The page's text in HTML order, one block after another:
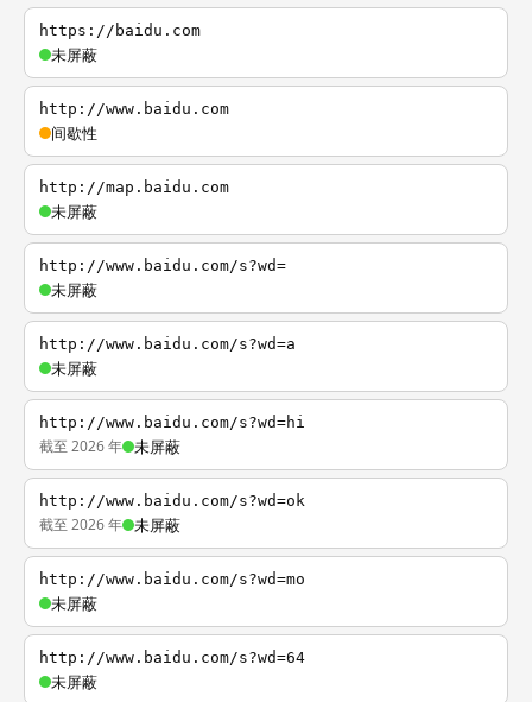
https://baidu.com
未屏蔽
http://www.baidu.com
间歇性
http://map.baidu.com
未屏蔽
http://www.baidu.com/s?wd=
未屏蔽
http://www.baidu.com/s?wd=a
未屏蔽
http://www.baidu.com/s?wd=hi
截至 2026 年 未屏蔽
http://www.baidu.com/s?wd=ok
截至 2026 年 未屏蔽
http://www.baidu.com/s?wd=mo
未屏蔽
http://www.baidu.com/s?wd=64
未屏蔽